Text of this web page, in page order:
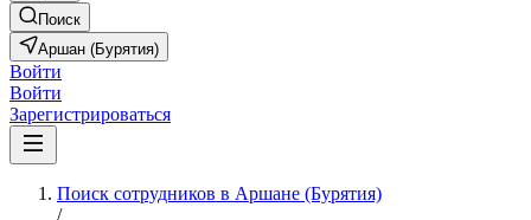
Поиск
Аршан (Бурятия)
Войти
Войти
Зарегистрироваться
Поиск сотрудников в Аршане (Бурятия)
/